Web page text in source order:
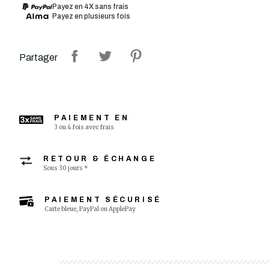
Payez en 4X sans frais
Payez en plusieurs fois
Partager
PAIEMENT EN
3 ou 4 fois avec frais
RETOUR & ÉCHANGE
Sous 30 jours *
PAIEMENT SÉCURISÉ
Carte bleue, PayPal ou ApplePay